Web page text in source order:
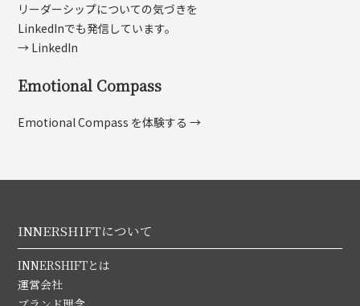
リーダーシップについての気づきを
LinkedInでも発信しています。
→ LinkedIn
Emotional Compass
Emotional Compass を体験する →
INNERSHIFTについて
INNERSHIFTとは
運営会社